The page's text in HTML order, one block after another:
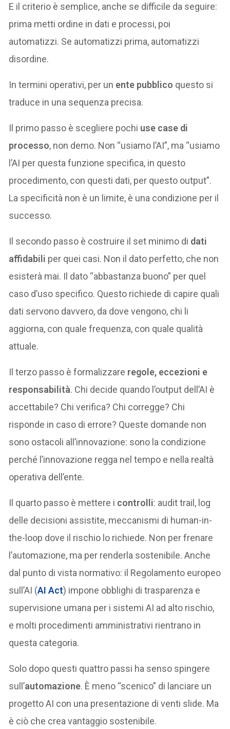
E il criterio è semplice, anche se difficile da seguire:
prima metti ordine in dati e processi, poi
automatizzi. Se automatizzi prima, automatizzi
disordine.
In termini operativi, per un ente pubblico questo si
traduce in una sequenza precisa.
Il primo passo è scegliere pochi use case di
processo, non demo. Non “usiamo l’AI”, ma “usiamo
l’AI per questa funzione specifica, in questo
procedimento, con questi dati, per questo output”.
La specificità non è un limite, è una condizione per il
successo.
Il secondo passo è costruire il set minimo di dati
affidabili per quei casi. Non il dato perfetto, che non
esisterà mai. Il dato “abbastanza buono” per quel
caso d’uso specifico. Questo richiede di capire quali
dati servono davvero, da dove vengono, chi li
aggiorna, con quale frequenza, con quale qualità
attuale.
Il terzo passo è formalizzare regole, eccezioni e
responsabilità. Chi decide quando l’output dell’AI è
accettabile? Chi verifica? Chi corregge? Chi
risponde in caso di errore? Queste domande non
sono ostacoli all’innovazione: sono la condizione
perché l’innovazione regga nel tempo e nella realtà
operativa dell’ente.
Il quarto passo è mettere i controlli: audit trail, log
delle decisioni assistite, meccanismi di human-in-
the-loop dove il rischio lo richiede. Non per frenare
l’automazione, ma per renderla sostenibile. Anche
dal punto di vista normativo: il Regolamento europeo
sull’AI (AI Act) impone obblighi di trasparenza e
supervisione umana per i sistemi AI ad alto rischio,
e molti procedimenti amministrativi rientrano in
questa categoria.
Solo dopo questi quattro passi ha senso spingere
sull’automazione. È meno “scenico” di lanciare un
progetto AI con una presentazione di venti slide. Ma
è ciò che crea vantaggio sostenibile.